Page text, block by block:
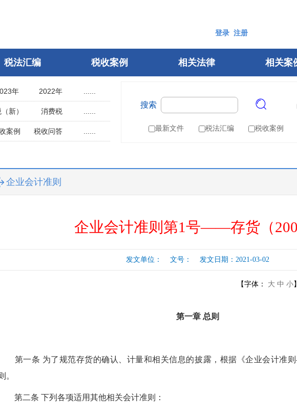
登录 注册
税法汇编 税收案例 相关法律 相关案
年
2022年
年
2017年
年
2012年
年
2007年
年
1997年
年
1992年
新）
消费税
税
土地使用税
购置税
车船税
税收征管法
案例
税收问答
自然人电子税务局
搜索
最新文件 税法汇编 税收案例
企业会计准则
企业会计准则第1号——存货（
发文单位： 文号： 发文日期：2021-03-02
【字体： 大 中 小
第一章 总则
第一条 为了规范存货的确认、计量和相关信息的披露，根据《企业会计准
。
第二条 下列各项适用其他相关会计准则：